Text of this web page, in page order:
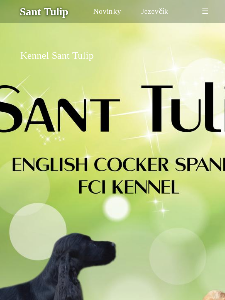
Sant Tulip Novinky Jezevčík ☰
Kennel Sant Tulip